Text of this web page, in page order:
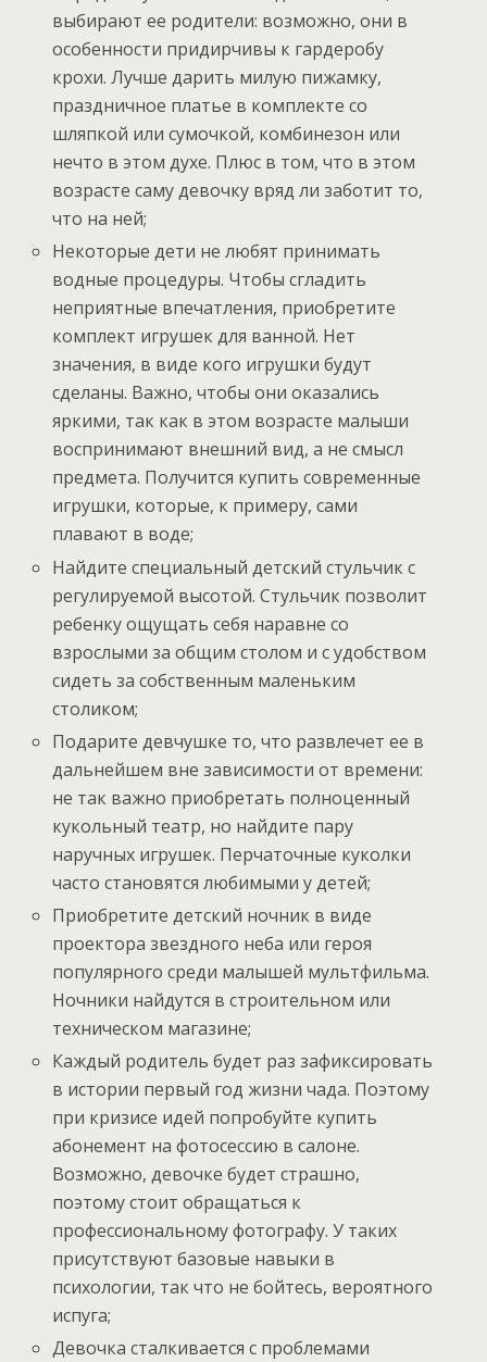
выбирают ее родители: возможно, они в
особенности придирчивы к гардеробу
крохи. Лучше дарить милую пижамку,
праздничное платье в комплекте со
шляпкой или сумочкой, комбинезон или
нечто в этом духе. Плюс в том, что в этом
возрасте саму девочку вряд ли заботит то,
что на ней;
Некоторые дети не любят принимать
водные процедуры. Чтобы сгладить
неприятные впечатления, приобретите
комплект игрушек для ванной. Нет
значения, в виде кого игрушки будут
сделаны. Важно, чтобы они оказались
яркими, так как в этом возрасте малыши
воспринимают внешний вид, а не смысл
предмета. Получится купить современные
игрушки, которые, к примеру, сами
плавают в воде;
Найдите специальный детский стульчик с
регулируемой высотой. Стульчик позволит
ребенку ощущать себя наравне со
взрослыми за общим столом и с удобством
сидеть за собственным маленьким
столиком;
Подарите девчушке то, что развлечет ее в
дальнейшем вне зависимости от времени:
не так важно приобретать полноценный
кукольный театр, но найдите пару
наручных игрушек. Перчаточные куколки
часто становятся любимыми у детей;
Приобретите детский ночник в виде
проектора звездного неба или героя
популярного среди малышей мультфильма.
Ночники найдутся в строительном или
техническом магазине;
Каждый родитель будет раз зафиксировать
в истории первый год жизни чада. Поэтому
при кризисе идей попробуйте купить
абонемент на фотосессию в салоне.
Возможно, девочке будет страшно,
поэтому стоит обращаться к
профессиональному фотографу. У таких
присутствуют базовые навыки в
психологии, так что не бойтесь, вероятного
испуга;
Девочка сталкивается с проблемами